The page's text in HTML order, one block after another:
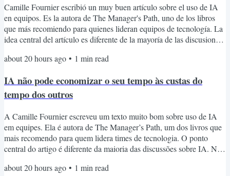
Camille Fournier escribió un muy buen artículo sobre el uso de IA
en equipos. Es la autora de The Manager's Path, uno de los libros
que más recomiendo para quienes lideran equipos de tecnología. La
idea central del artículo es diferente de la mayoría de las discusiones
hacia tus compañeros de trabajo. La idea es simple: La IA puede
ocurrir a costa de la...
about 20 hours ago • 1 min read
IA não pode economizar o seu tempo às custas do
tempo dos outros
A Camille Fournier escreveu um texto muito bom sobre uso de IA
em equipes. Ela é autora de The Manager’s Path, um dos livros que
mais recomendo para quem lidera times de tecnologia. O ponto
central do artigo é diferente da maioria das discussões sobre IA. Não
colegas de trabalho. A ideia é simples: IA pode aumentar muito a
about 20 hours ago • 1 min read